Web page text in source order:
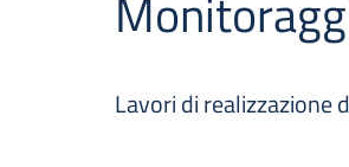
Lavori di realizzazione